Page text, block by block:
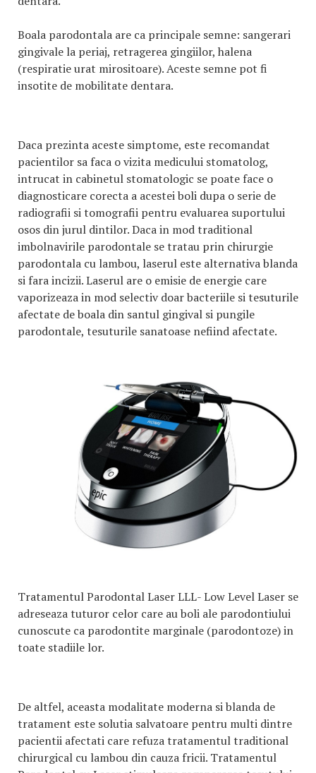
Boala parodontala are ca principale semne: sangerari
gingivale la periaj, retragerea gingiilor, halena
(respiratie urat mirositoare). Aceste semne pot fi
insotite de mobilitate dentara.
Daca prezinta aceste simptome, este recomandat
pacientilor sa faca o vizita medicului stomatolog,
intrucat in cabinetul stomatologic se poate face o
diagnosticare corecta a acestei boli dupa o serie de
radiografii si tomografii pentru evaluarea suportului
osos din jurul dintilor. Daca in mod traditional
imbolnavirile parodontale se tratau prin chirurgie
parodontala cu lambou, laserul este alternativa blanda
si fara incizii. Laserul are o emisie de energie care
vaporizeaza in mod selectiv doar bacteriile si tesuturile
afectate de boala din santul gingival si pungile
parodontale, tesuturile sanatoase nefiind afectate.
Tratamentul Parodontal Laser LLL- Low Level Laser se
adreseaza tuturor celor care au boli ale parodontiului
cunoscute ca parodontite marginale (parodontoze) in
toate stadiile lor.
De altfel, aceasta modalitate moderna si blanda de
tratament este solutia salvatoare pentru multi dintre
pacientii afectati care refuza tratamentul traditional
chirurgical cu lambou din cauza fricii. Tratamentul